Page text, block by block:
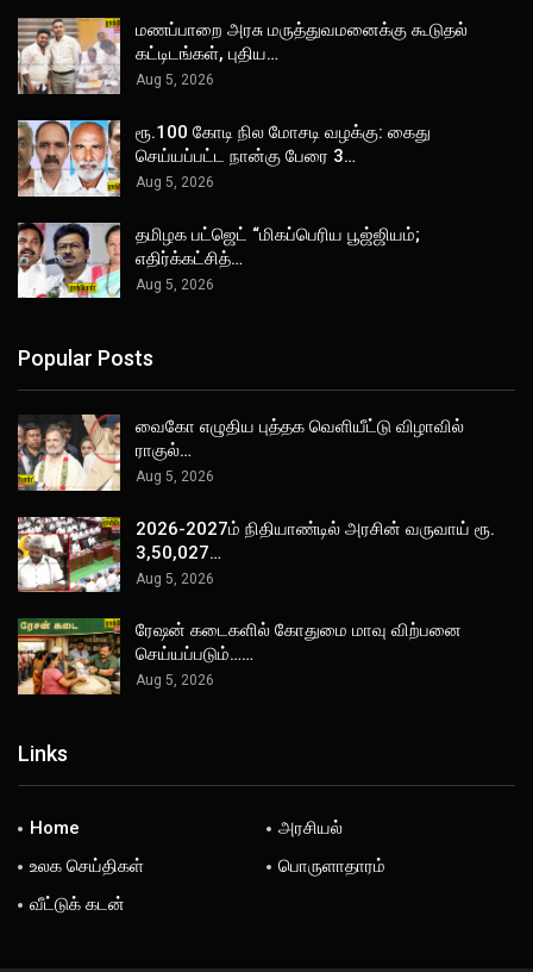
மணப்பாறை அரசு மருத்துவமனைக்கு கூடுதல்
கட்டிடங்கள், புதிய…
Aug 5, 2026
ரூ.100 கோடி நில மோசடி வழக்கு: கைது
செய்யப்பட்ட நான்கு பேரை 3…
Aug 5, 2026
தமிழக பட்ஜெட் “மிகப்பெரிய பூஜ்ஜியம்;
எதிர்க்கட்சித்…
Aug 5, 2026
Popular Posts
வைகோ எழுதிய புத்தக வெளியீட்டு விழாவில்
ராகுல்…
Aug 5, 2026
2026-2027ம் நிதியாண்டில் அரசின் வருவாய் ரூ.
3,50,027…
Aug 5, 2026
ரேஷன் கடைகளில் கோதுமை மாவு விற்பனை
செய்யப்படும்……
Aug 5, 2026
Links
Home
அரசியல்
உலக செய்திகள்
பொருளாதாரம்
வீட்டுக் கடன்